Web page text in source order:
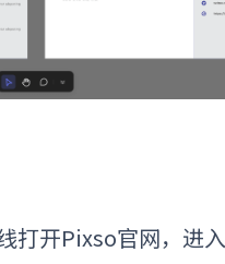
打开Pixso官网，进